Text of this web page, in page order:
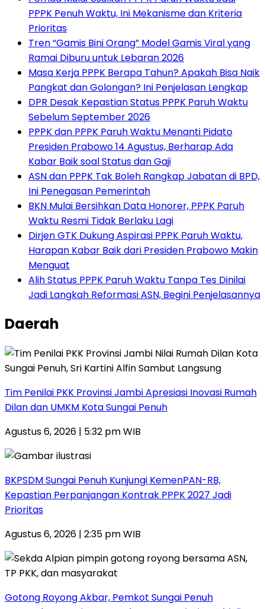
PPPK Penuh Waktu, Ini Mekanisme dan Kriteria
Prioritas
Tren “Gamis Bini Orang” Model Gamis Viral yang
Ramai Diburu untuk Lebaran 2026
Masa Kerja PPPK Berapa Tahun? Apakah Bisa Naik
Pangkat dan Golongan? Ini Penjelasan Lengkap
DPR Desak Kepastian Status PPPK Paruh Waktu
Sebelum September 2026
PPPK dan PPPK Paruh Waktu Menanti Pidato
Presiden Prabowo 14 Agustus, Berharap Ada
Kabar Baik soal Status dan Gaji
ASN dan PPPK Tak Boleh Rangkap Jabatan di BPD,
Ini Penegasan Pemerintah
BKN Mulai Bersihkan Data Honorer, PPPK Paruh
Waktu Resmi Tidak Berlaku Lagi
Dirjen GTK Dukung Aspirasi PPPK Paruh Waktu,
Harapan Kabar Baik dari Presiden Prabowo Makin
Menguat
Alih Status PPPK Paruh Waktu Tanpa Tes Dinilai
Jadi Langkah Reformasi ASN, Begini Penjelasannya
Daerah
Tim Penilai PKK Provinsi Jambi Apresiasi Inovasi Rumah
Dilan dan UMKM Kota Sungai Penuh
Agustus 6, 2026 | 5:32 pm WIB
BKPSDM Sungai Penuh Kunjungi KemenPAN-RB,
Kepastian Perpanjangan Kontrak PPPK 2027 Jadi
Prioritas
Agustus 6, 2026 | 2:35 pm WIB
Gotong Royong Akbar, Pemkot Sungai Penuh